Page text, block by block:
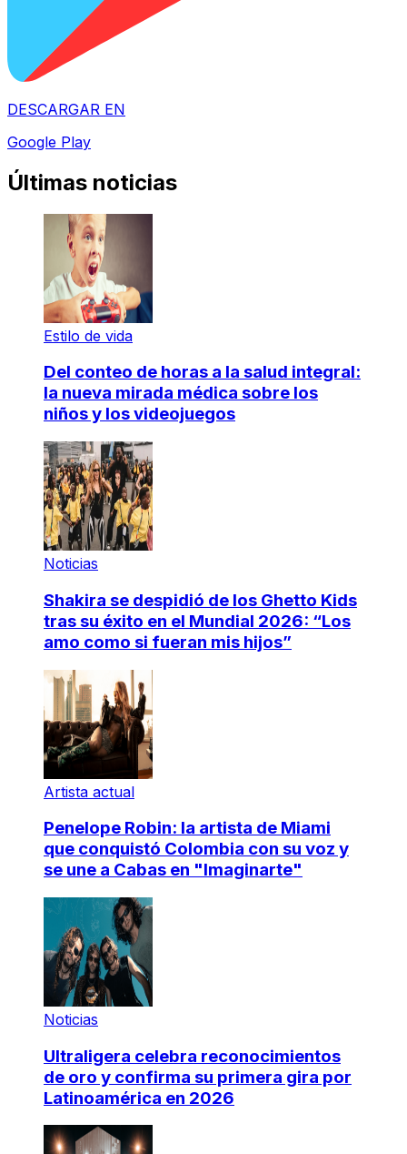
DESCARGAR EN
Google Play
Últimas noticias
Estilo de vida
Del conteo de horas a la salud integral:
la nueva mirada médica sobre los
niños y los videojuegos
Noticias
Shakira se despidió de los Ghetto Kids
tras su éxito en el Mundial 2026: “Los
amo como si fueran mis hijos”
Artista actual
Penelope Robin: la artista de Miami
que conquistó Colombia con su voz y
se une a Cabas en "Imaginarte"
Noticias
Ultraligera celebra reconocimientos
de oro y confirma su primera gira por
Latinoamérica en 2026